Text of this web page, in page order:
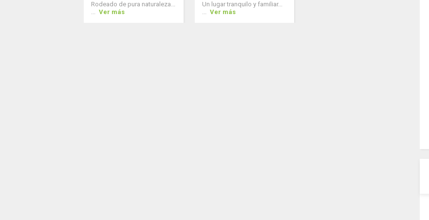
Rodeado de pura naturaleza...
... Ver más
Un lugar tranquilo y familiar...
... Ver más